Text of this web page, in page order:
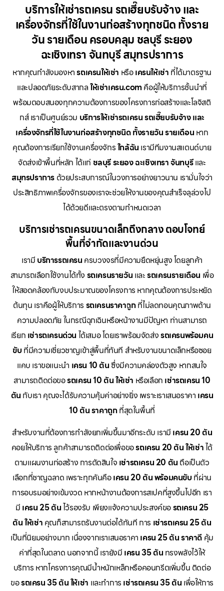
บริการให้เช่ารถเครน รถเฮี๊ยบรับจ้าง และ
เครื่องจักรที่ใช้ในงานก่อสร้างทุกชนิด ทั้งราย
วัน รายเดือน ครอบคลุม ชลบุรี ระยอง
ฉะเชิงเทรา จันทบุรี สมุทรปราการ
หากคุณกำลังมองหารถเครนให้เช่า หรือเครนให้เช่า ที่ได้มาตรฐาน
และปลอดภัยระดับสากลให้เช่าเครน.com คือผู้ให้บริการชั้นนำที่
พร้อมตอบสนองทุกความต้องการของโครงการก่อสร้างและโลจิสติ
กส์ เราเป็นศูนย์รวม บริการให้เช่ารถเครน รถเฮี๊ยบรับจ้าง และ
เครื่องจักรที่ใช้ในงานก่อสร้างทุกชนิด ทั้งรายวัน รายเดือน หาก
คุณต้องการเรียกใช้งานเครื่องจักรใกล้ฉัน เรามีทีมงานสแตนด์บาย
จัดส่งเข้าพื้นที่หลัก ได้แก่ ชลบุรี ระยอง ฉะเชิงเทรา จันทบุรีและ
สมุทรปราการด้วยประสบการณ์ในวงการอย่างยาวนาน เรามั่นใจว่า
ประสิทธิภาพเครื่องจักรของเราจะช่วยให้งานของคุณสำเร็จลุล่วงไป
ได้ด้วยดีและตรงตามกำหนดเวลา
บริการเช่ารถเครนขนาดเล็กถึงกลาง ตอบโจทย์
พื้นที่จำกัดและงานด่วน
เรามี บริการรถเครน ครบวงจรที่มีความยืดหยุ่นสูง โดยลูกค้า
สามารถเลือกใช้งานได้ทั้ง รถเครนรายวัน และรถเครนรายเดือน เพื่อ
ให้สอดคล้องกับงบประมาณของโครงการ หากคุณต้องการประหยัด
ต้นทุน เราคือผู้ให้บริการ รถเครนราคาถูกที่ไม่ลดทอนคุณภาพด้าน
ความปลอดภัย ในกรณีฉุกเฉินหรือหน้างานมีปัญหา ท่านสามารถ
เรียก เช่ารถเครนด่วน ได้เสมอ โดยเราพร้อมจัดส่งรถเครนพร้อมคน
ขับ ที่มีความเชี่ยวชาญเข้าสู่พื้นที่ทันที สำหรับงานขนาดเล็กหรือซอย
แคบ เราขอแนะนำ เครน 10 ตันซึ่งมีความคล่องตัวสูง หากสนใจ
สามารถติดต่อขอรถเครน 10 ตัน ให้เช่า หรือเลือก เช่ารถเครน 10
ตัน กับเรา คุณจะได้รับความคุ้มค่าอย่างยิ่ง เพราะเราเสนอราคา เครน
10 ตัน ราคาถูกที่สุดในพื้นที่
สำหรับงานที่ต้องการกำลังยกเพิ่มขึ้นมาอีกระดับ เรามี เครน 20 ตัน
คอยให้บริการ ลูกค้าสามารถติดต่อเพื่อขอรถเครน 20 ตัน ให้เช่าได้
ตามแผนงานก่อสร้าง การตัดสินใจ เช่ารถเครน 20 ตัน ถือเป็นตัว
เลือกที่ชาญฉลาด เพราะทุกคันคือเครน 20 ตัน พร้อมคนขับ ที่ผ่าน
การอบรมอย่างเข้มงวด หากหน้างานต้องการสเปคที่สูงขึ้นไปอีก เรา
มี เครน 25 ตันไว้รองรับ เพียงแจ้งความประสงค์ขอรถเครน 25
ตัน ให้เช่า คุณก็สามารถรันงานต่อได้ทันที การ เช่ารถเครน 25 ตัน
เป็นที่นิยมอย่างมาก เนื่องจากเราเสนอราคา เครน 25 ตัน ราคาดี คุ้ม
ค่าที่สุดในตลาด นอกจากนี้ เรายังมี เครน 35 ตัน ทรงพลังไว้ให้
บริการ หากโครงการคุณมีน้ำหนักเหล็กหรือคอนกรีตเพิ่มขึ้น ติดต่อ
ขอรถเครน 35 ตัน ให้เช่า และทำการ เช่ารถเครน 35 ตัน เพื่อให้การ